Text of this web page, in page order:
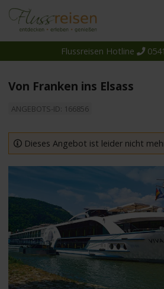
Reedereien
Schiffe
Suche
Flussreisen Hotline
Von Franken ins Elsass
ANGEBOTS-ID: 166856
Dieses Angebot ist leider nicht